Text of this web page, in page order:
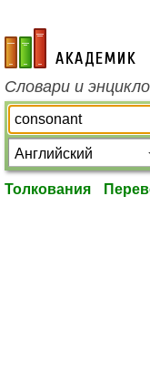
academic.ru
Словари и
Толкования